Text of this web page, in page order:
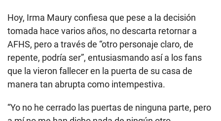
Hoy, Irma Maury confiesa que pese a la decisión
tomada hace varios años, no descarta retornar a
AFHS, pero a través de “otro personaje claro, de
repente, podría ser”, entusiasmando así a los fans
que la vieron fallecer en la puerta de su casa de
manera tan abrupta como intempestiva.
“Yo no he cerrado las puertas de ninguna parte, pero